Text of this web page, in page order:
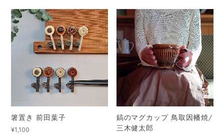
箸置き 前田葉子
¥1,100
鎬のマグカップ 鳥取因幡焼/
三木健太郎